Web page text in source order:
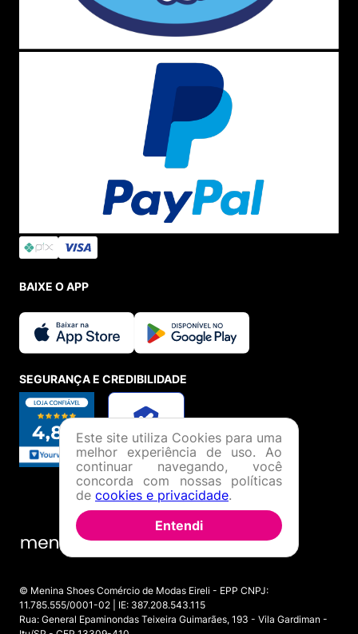
BAIXE O APP
SEGURANÇA E CREDIBILIDADE
© Menina Shoes Comércio de Modas Eireli - EPP CNPJ:
11.785.555/0001-02 | IE: 387.208.543.115
Rua: General Epaminondas Teixeira Guimarães, 193 - Vila Gardiman -
Este site utiliza Cookies para uma
melhor experiência de uso. Ao
continuar navegando, você
concorda com nossas políticas
de cookies e privacidade.
Entendi